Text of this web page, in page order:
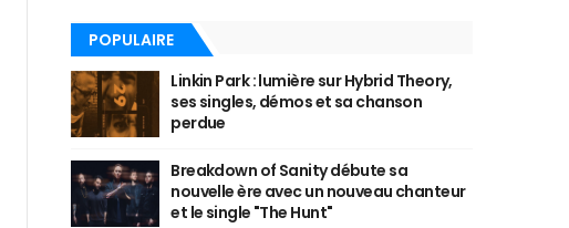
POPULAIRE
Linkin Park : lumière sur Hybrid Theory,
ses singles, démos et sa chanson
perdue
Breakdown of Sanity débute sa
nouvelle ère avec un nouveau chanteur
et le single "The Hunt"